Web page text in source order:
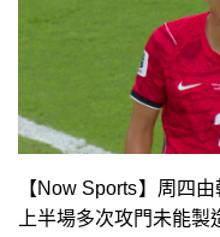
【Now Sports】周四
上半場多次攻門未能